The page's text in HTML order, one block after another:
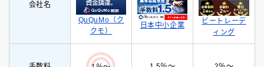
会社名
QuQuMo（ク
クモ）
日本中小企業
ビートレーデ
ィング